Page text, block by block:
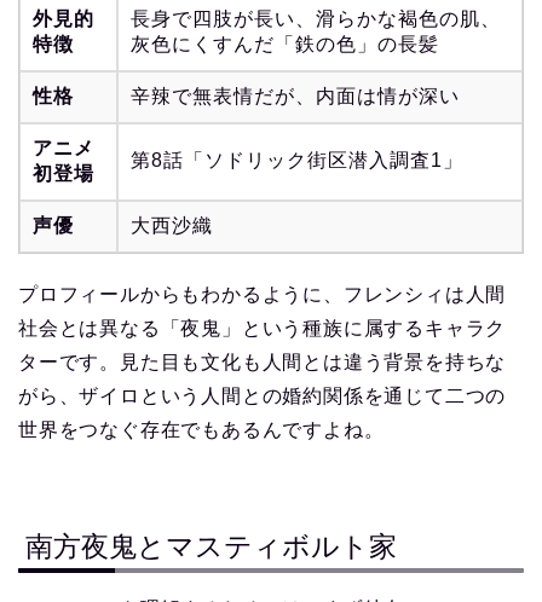
外見的
特徴
長身で四肢が長い、滑らかな褐色の肌、
灰色にくすんだ「鉄の色」の長髪
性格 辛辣で無表情だが、内面は情が深い
アニメ
初登場
第8話「ソドリック街区潜入調査1」
声優 大西沙織
プロフィールからもわかるように、フレンシィは人間
社会とは異なる「夜鬼」という種族に属するキャラク
ターです。見た目も文化も人間とは違う背景を持ちな
がら、ザイロという人間との婚約関係を通じて二つの
世界をつなぐ存在でもあるんですよね。
南方夜鬼とマスティボルト家